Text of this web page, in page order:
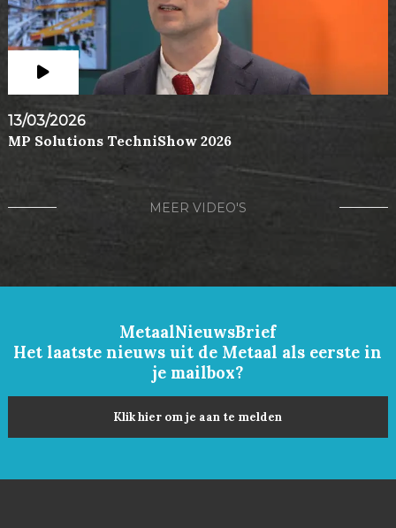
13/03/2026
MP Solutions TechniShow 2026
MEER VIDEO'S
MetaalNieuwsBrief
Het laatste nieuws uit de Metaal als eerste in
je mailbox?
Klik hier om je aan te melden